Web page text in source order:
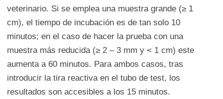
veterinario. Si se emplea una muestra grande (≥ 1
cm), el tiempo de incubación es de tan solo 10
minutos; en el caso de hacer la prueba con una
muestra más reducida (≥ 2 – 3 mm y < 1 cm) este
aumenta a 60 minutos. Para ambos casos, tras
introducir la tira reactiva en el tubo de test, los
resultados son accesibles a los 15 minutos.